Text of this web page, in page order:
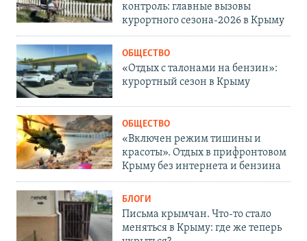
контроль: главные вызовы
курортного сезона-2026 в Крыму
ОБЩЕСТВО
«Отдых с талонами на бензин»:
курортный сезон в Крыму
ОБЩЕСТВО
«Включен режим тишины и
красоты». Отдых в прифронтовом
Крыму без интернета и бензина
БЛОГИ
Письма крымчан. Что-то стало
меняться в Крыму: где же теперь